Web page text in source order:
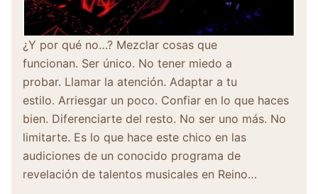
¿Y por qué no…? Mezclar cosas que
funcionan. Ser único. No tener miedo a
probar. Llamar la atención. Adaptar a tu
estilo. Arriesgar un poco. Confiar en lo que haces
bien. Diferenciarte del resto. No ser uno más. No
limitarte. Es lo que hace este chico en las
audiciones de un conocido programa de
revelación de talentos musicales en Reino…